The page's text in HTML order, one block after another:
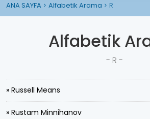
ANA SAYFA Alfabetik Arama R
Alfabetik
- R -
» Russell Means
» Rustam Minnihanov